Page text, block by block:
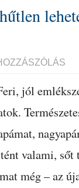
jól
valami,
még – az